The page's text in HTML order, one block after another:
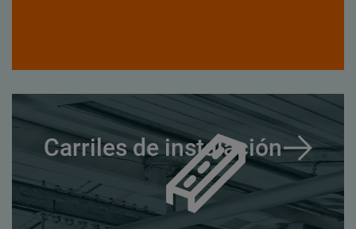
Carriles de instalación